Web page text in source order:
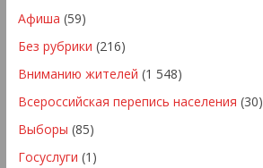
Афиша (59)
Без рубрики (216)
Вниманию жителей (1 548)
Всероссийская перепись населения (30)
Выборы (85)
Госуслуги (1)